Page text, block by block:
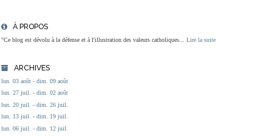
À PROPOS
"Ce blog est dévolu à la défense et à l'illustration des valeurs catholiques... Lire la suite
ARCHIVES
lun. 03 août - dim. 09 août
lun. 27 juil. - dim. 02 août
lun. 20 juil. - dim. 26 juil.
lun. 13 juil. - dim. 19 juil.
lun. 06 juil. - dim. 12 juil.